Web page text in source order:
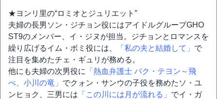
★ヨンリ里の“ロミオとジュリエット”
夫婦の長男ソン・ジチョン役にはアイドルグループGHO
ST9のメンバー、イ・ジヌが担当。ジチョンとロマンスを
繰り広げるイム・ボミ役には、
「私の夫と結婚して」 で
注目を集めたチェ・ギュリが務める。
他にも夫婦の次男役に
「熱血弁護士 パク・テヨン～飛
べ、小川の竜」 でクォン・サンウの子役を務めたソ・ユ
ンヒョク、三男には 「この川には月が流れる」 でイ・ガ